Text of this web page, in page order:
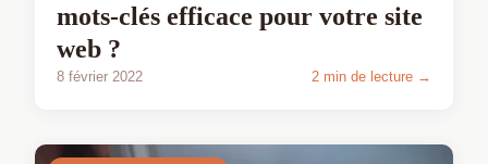
mots-clés efficace pour votre site
web ?
8 février 2022 2 min de lecture →